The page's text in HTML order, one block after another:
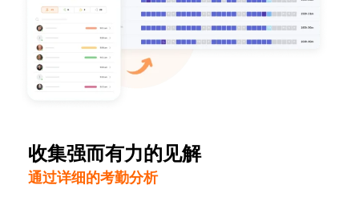
收集强而有力的见解
通过详细的考勤分析